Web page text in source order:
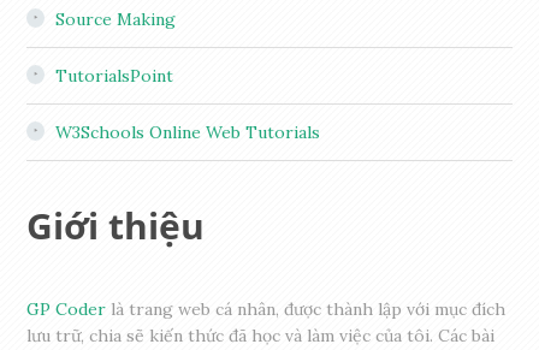
Source Making
TutorialsPoint
W3Schools Online Web Tutorials
Giới thiệu
GP Coder là trang web cá nhân, được thành lập với mục đích
lưu trữ, chia sẽ kiến thức đã học và làm việc của tôi. Các bài